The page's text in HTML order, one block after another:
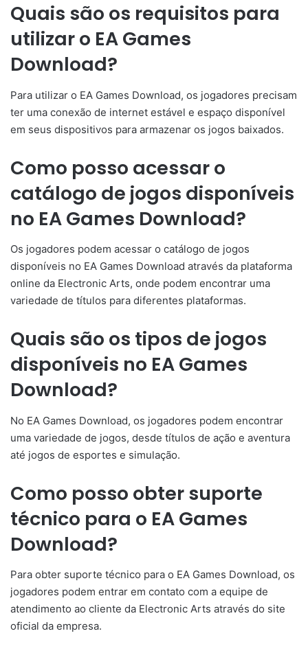
Quais são os requisitos para
utilizar o EA Games
Download?
Para utilizar o EA Games Download, os jogadores precisam
ter uma conexão de internet estável e espaço disponível
em seus dispositivos para armazenar os jogos baixados.
Como posso acessar o
catálogo de jogos disponíveis
no EA Games Download?
Os jogadores podem acessar o catálogo de jogos
disponíveis no EA Games Download através da plataforma
online da Electronic Arts, onde podem encontrar uma
variedade de títulos para diferentes plataformas.
Quais são os tipos de jogos
disponíveis no EA Games
Download?
No EA Games Download, os jogadores podem encontrar
uma variedade de jogos, desde títulos de ação e aventura
até jogos de esportes e simulação.
Como posso obter suporte
técnico para o EA Games
Download?
Para obter suporte técnico para o EA Games Download, os
jogadores podem entrar em contato com a equipe de
atendimento ao cliente da Electronic Arts através do site
oficial da empresa.